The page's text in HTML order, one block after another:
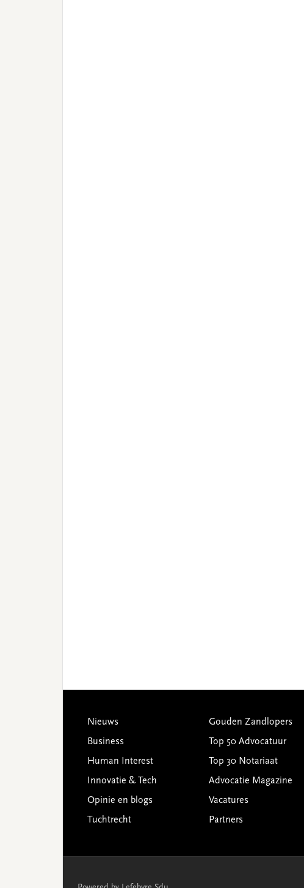
Footer
Nieuws
Business
Human Interest
Innovatie & Tech
Opinie en blogs
Tuchtrecht
Gouden Zandlopers
Top 50 Advocatuur
Top 30 Notariaat
Advocatie Magazine
Vacatures
Partners